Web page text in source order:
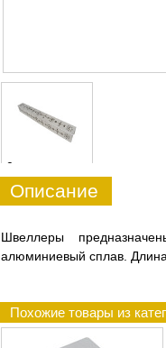
0
Описание
Швеллеры
алюминиевый сплав.
Похожие товары из